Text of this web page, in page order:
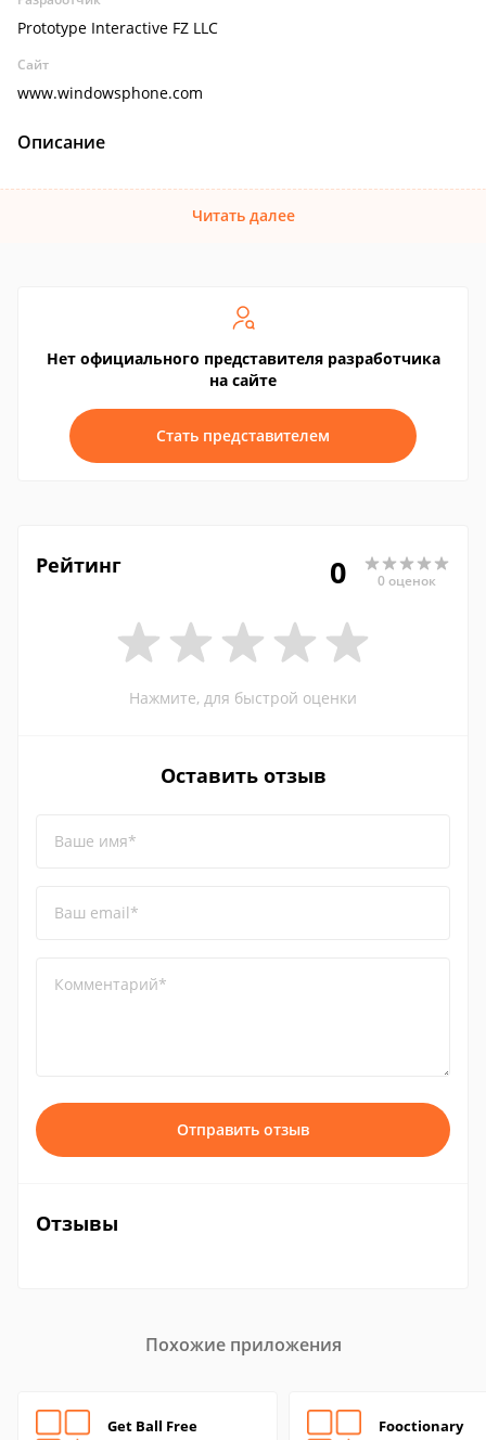
Prototype Interactive FZ LLC
Сайт
www.windowsphone.com
Описание
Читать далее
Нет официального представителя разработчика
на сайте
Стать представителем
Рейтинг 0 0 оценок
Нажмите, для быстрой оценки
Оставить отзыв
Ваше имя*
Ваш email*
Комментарий*
Отправить отзыв
Отзывы
Похожие приложения
Get Ball Free Fooctionary